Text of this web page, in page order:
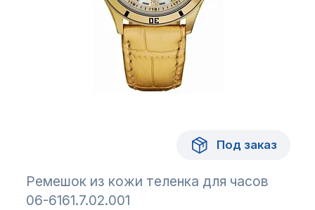
Под заказ
Ремешок из кожи теленка для часов
06-6161.7.02.001